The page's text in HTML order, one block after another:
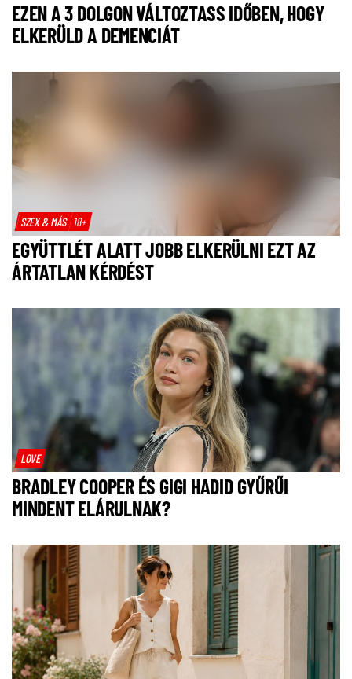
EZEN A 3 DOLGON VÁLTOZTASS IDŐBEN, HOGY
ELKERÜLD A DEMENCIÁT
SZEX & MÁS 18+
EGYÜTTLÉT ALATT JOBB ELKERÜLNI EZT AZ
ÁRTATLAN KÉRDÉST
LOVE
BRADLEY COOPER ÉS GIGI HADID GYŰRŰI
MINDENT ELÁRULNAK?